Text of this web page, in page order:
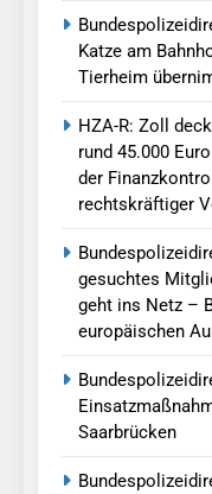
Katze am
Tierheim
HZA-R: Zoll
rund 45.000
der
rechtskräftiger
gesuchtes
geht ins Netz –
europäischen
Saarbrücken